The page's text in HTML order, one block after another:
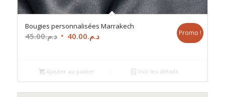
Bougies personnalisées Marrakech
د.م.45.00
Le
était :
د.م.45.00.
د.م.40.00
Le
د.م.40.00.
Promo !
Ajouter au panier Voir les détails